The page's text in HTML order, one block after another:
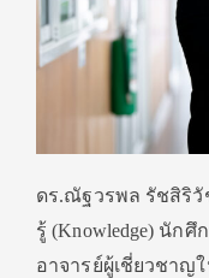
ดร.ณัฐวรพล รัชสิริวั
รู้ (Knowledge) นัก
อาจารย์ผู้เชี่ยวชาญ